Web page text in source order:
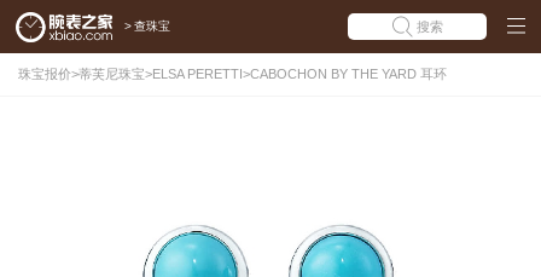
> 查珠宝 搜索
珠宝报价>蒂芙尼珠宝>ELSA PERETTI>CABOCHON BY THE YARD 耳环